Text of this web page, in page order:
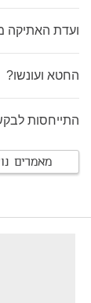
ועדת האתיקה
החטא ועונשו?
התייחסות
מאמרים